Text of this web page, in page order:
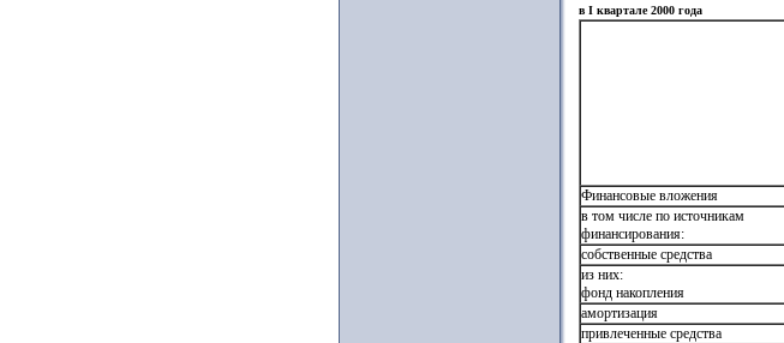
в I квартале 2000 года
Финансовые вложения
в том числе по источникам
финансирования:
собственные средства
из них:
фонд накопления
амортизация
привлеченные средства